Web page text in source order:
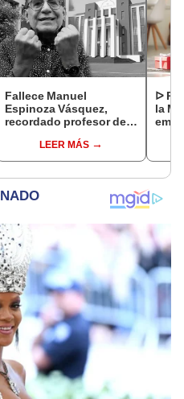
Fallece Manuel
Espinoza Vásquez,
recordado profesor de
por su icónica forma de
enseñar
LEER MÁS
ᐅ
la